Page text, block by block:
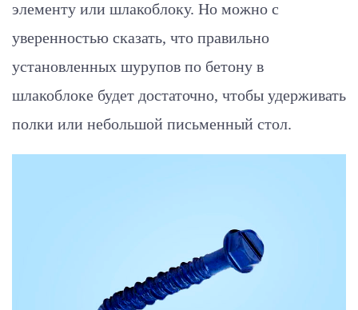
элементу или шлакоблоку. Но можно с
уверенностью сказать, что правильно
установленных шурупов по бетону в
шлакоблоке будет достаточно, чтобы удерживать
полки или небольшой письменный стол.